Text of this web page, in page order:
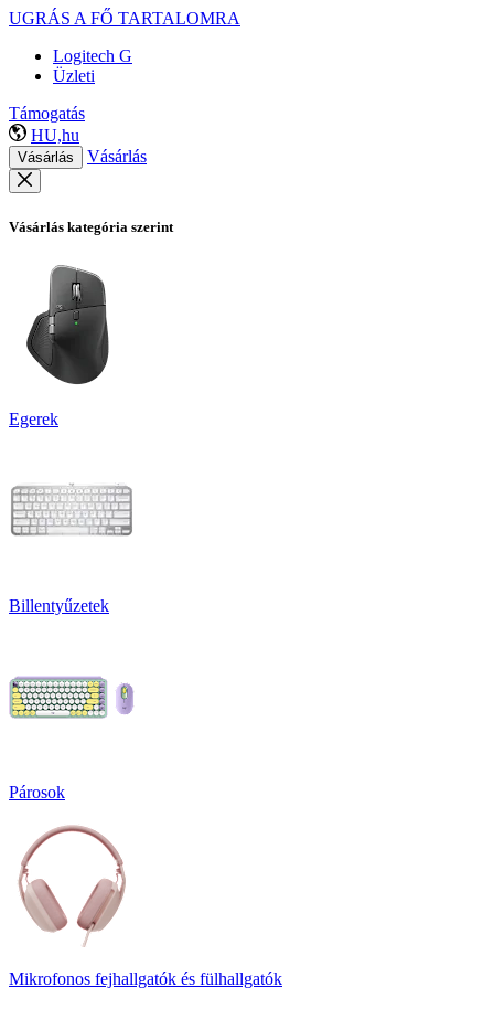
UGRÁS A FŐ TARTALOMRA
Logitech G
Üzleti
Támogatás
HU,hu
Vásárlás Vásárlás
Vásárlás kategória szerint
Egerek
Billentyűzetek
Párosok
Mikrofonos fejhallgatók és fülhallgatók